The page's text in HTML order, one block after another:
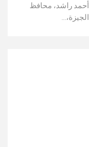
أحمد راشد، محافظ
الجيزة،…